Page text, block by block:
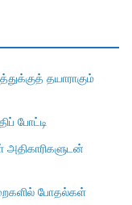
தயாராகும்
போட்டி
போதல்கள்